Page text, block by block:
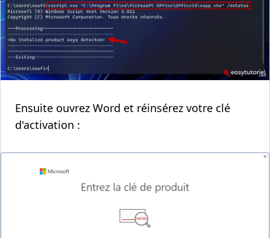
Ensuite ouvrez Word et réinsérez votre clé
d'activation :